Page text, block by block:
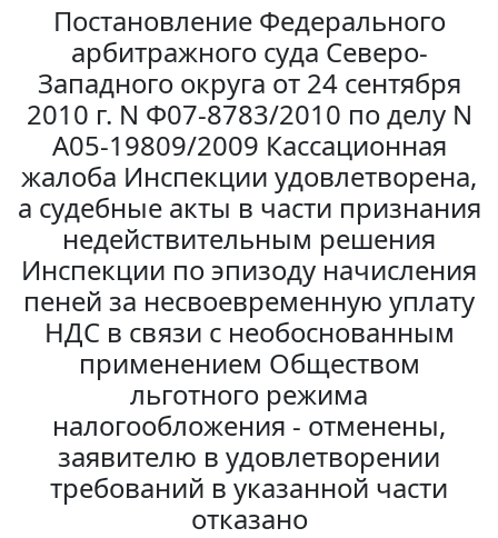
Постановление Федерального
арбитражного суда Северо-
Западного округа от 24 сентября
2010 г. N Ф07-8783/2010 по делу N
А05-19809/2009 Кассационная
жалоба Инспекции удовлетворена,
а судебные акты в части признания
недействительным решения
Инспекции по эпизоду начисления
пеней за несвоевременную уплату
НДС в связи с необоснованным
применением Обществом
льготного режима
налогообложения - отменены,
заявителю в удовлетворении
требований в указанной части
отказано